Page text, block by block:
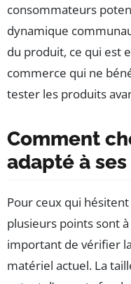
consommateurs
dynamique
du produit, ce qui est
commerce qui ne
tester les produits
Comment
adapté à
Pour ceux qui
plusieurs points sont
important de vérifier
matériel actuel. La